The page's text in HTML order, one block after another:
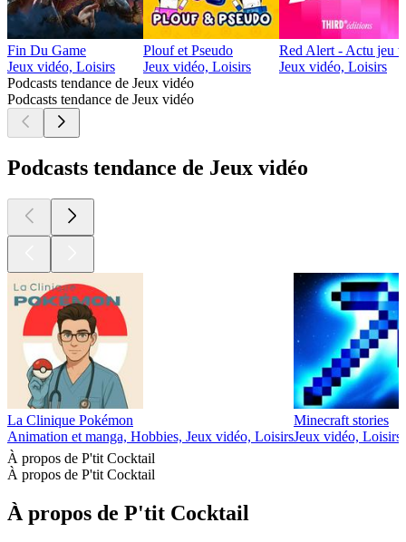
Fin Du Game
Jeux vidéo, Loisirs
Plouf et Pseudo
Jeux vidéo, Loisirs
Red Alert - Actu jeu
Jeux vidéo, Loisirs
Podcasts tendance de Jeux vidéo
Podcasts tendance de Jeux vidéo
Podcasts tendance de Jeux vidéo
La Clinique Pokémon
Animation et manga, Hobbies, Jeux vidéo, Loisirs
Minecraft stories
Jeux vidéo, Loisirs
À propos de P'tit Cocktail
À propos de P'tit Cocktail
À propos de P'tit Cocktail